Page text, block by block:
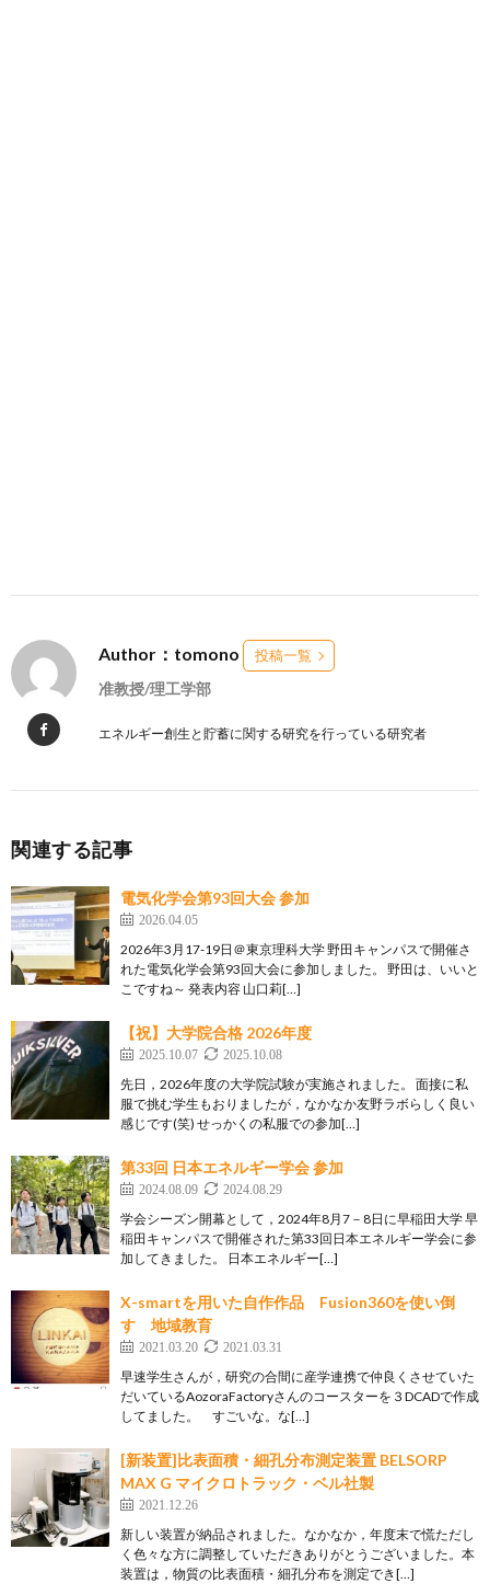
Author：tomono 投稿一覧
准教授/理工学部
エネルギー創生と貯蓄に関する研究を行っている研究者
関連する記事
電気化学会第93回大会 参加
2026.04.05
2026年3月17-19日＠東京理科大学 野田キャンパスで開催さ
れた電気化学会第93回大会に参加しました。 野田は、いいと
こですね～ 発表内容 山口莉[…]
【祝】大学院合格 2026年度
2025.10.07 2025.10.08
先日，2026年度の大学院試験が実施されました。 面接に私
服で挑む学生もおりましたが，なかなか友野ラボらしく良い
感じです(笑) せっかくの私服での参加[…]
第33回 日本エネルギー学会 参加
2024.08.09 2024.08.29
学会シーズン開幕として，2024年8月7－8日に早稲田大学 早
稲田キャンパスで開催された第33回日本エネルギー学会に参
加してきました。 日本エネルギー[…]
X-smartを用いた自作作品 Fusion360を使い倒
す 地域教育
2021.03.20 2021.03.31
早速学生さんが，研究の合間に産学連携で仲良くさせていた
だいているAozoraFactoryさんのコースターを３DCADで作成
してました。 すごいな。な[…]
[新装置]比表面積・細孔分布測定装置 BELSORP
MAX G マイクロトラック・ベル社製
2021.12.26
新しい装置が納品されました。なかなか，年度末で慌ただし
く色々な方に調整していただきありがとうございました。本
装置は，物質の比表面積・細孔分布を測定でき[…]